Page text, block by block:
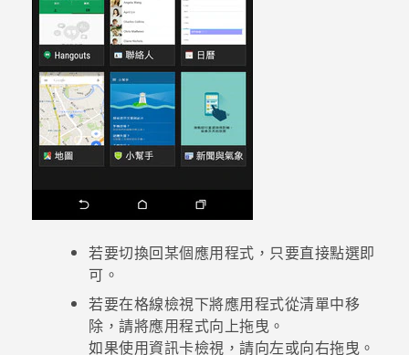
若要切換回某個應用程式，只要直接點選即
可。
若要在格線檢視下將應用程式從清單中移
除，請將應用程式向上拖曳。
如果使用資訊卡檢視，請向左或向右拖曳。